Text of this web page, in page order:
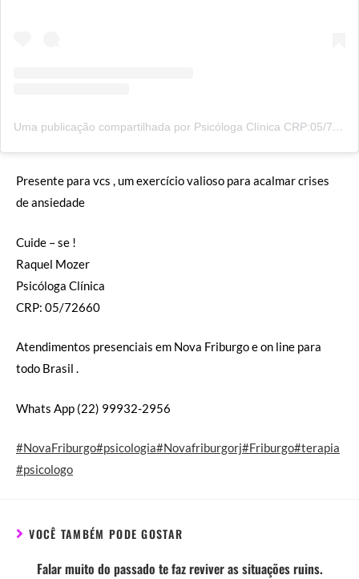
Uma publicação compartilhada por Psicóloga Clínica CRP:05/72660 (@raquel.mozer)
Presente para vcs , um exercício valioso para acalmar crises
de ansiedade
Cuide – se !
Raquel Mozer
Psicóloga Clínica
CRP: 05/72660
Atendimentos presenciais em Nova Friburgo e on line para
todo Brasil .
Whats App (22) 99932-2956
#NovaFriburgo#psicologia#Novafriburgorj#Friburgo#terapia
#psicologo
VOCÊ TAMBÉM PODE GOSTAR
Falar muito do passado te faz reviver as situações ruins.